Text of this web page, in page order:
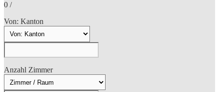
0 /
Von: Kanton
Anzahl Zimmer